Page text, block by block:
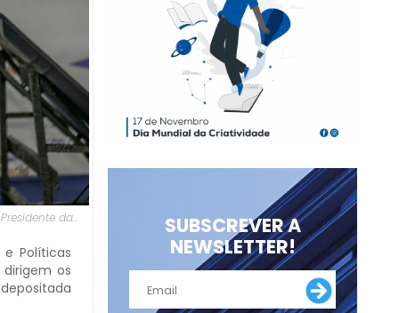
da
Políticas
dirigem os
SUBSCREVER A
NEWSLETTER!